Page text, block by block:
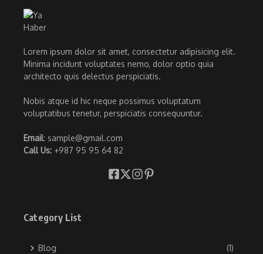
Lorem ipsum dolor sit amet, consectetur adipisicing elit.
Minima incidunt voluptates nemo, dolor optio quia
architecto quis delectus perspiciatis.
Nobis atque id hic neque possimus voluptatum
voluptatibus tenetur, perspiciatis consequuntur.
Email: sample@gmail.com
Call Us: +987 95 95 64 82
Category List
Blog (1)